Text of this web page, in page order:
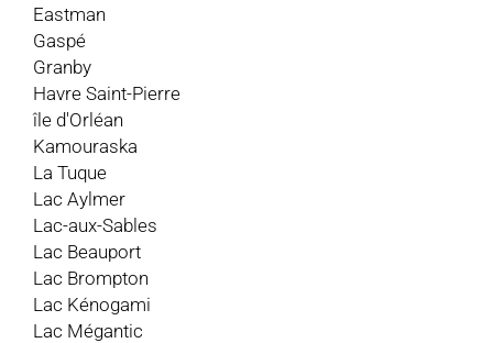
Eastman
Gaspé
Granby
Havre Saint-Pierre
île d'Orléan
Kamouraska
La Tuque
Lac Aylmer
Lac-aux-Sables
Lac Beauport
Lac Brompton
Lac Kénogami
Lac Mégantic